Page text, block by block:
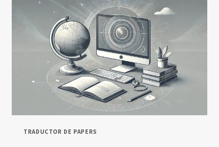
TRADUCTOR DE PAPERS